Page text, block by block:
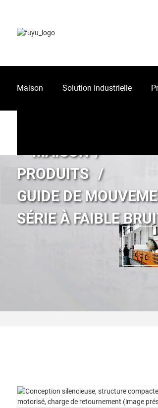
Maison Solution Industrielle
MAISON
PRODUITS
GUIDE DE
SÉRIE À FAIBLE